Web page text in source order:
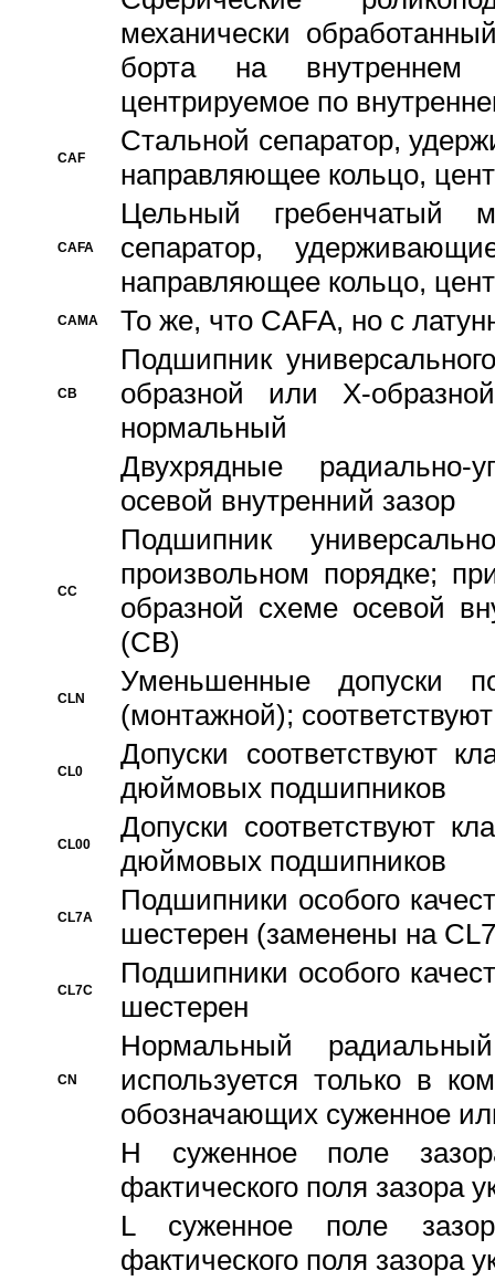
механически
борта на внутреннем
центрируемое по
CAF
Стальной сепаратор,
направляющее кольцо,
CAFA
Цельный гребенчатый
сепаратор,
направляющее кольцо,
CAMA То же, что CAFA, но с
CB
Подшипник
образной или Х-
нормальный
Двухрядные радиально-
осевой внутренний зазор
CC
Подшипник
произвольном порядке;
образной схеме осевой
(CB)
CLN
Уменьшенные
(монтажной);
CL0
Допуски соответствуют
дюймовых подшипников
CL00
Допуски соответствуют
дюймовых подшипников
CL7A
Подшипники особого
шестерен (заменены на
CL7C
Подшипники особого
шестерен
CN
Hормальный
используется только в
обозначающих суженное
H суженное поле
фактического поля зазора
L суженное поле
фактического поля зазора